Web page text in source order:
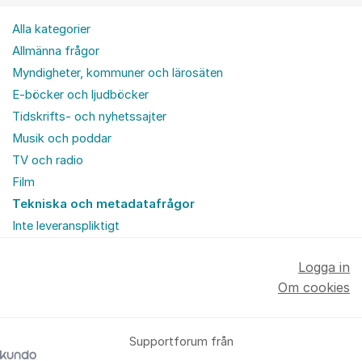
Alla kategorier
Allmänna frågor
Myndigheter, kommuner och lärosäten
E-böcker och ljudböcker
Tidskrifts- och nyhetssajter
Musik och poddar
TV och radio
Film
Tekniska och metadatafrågor
Inte leveranspliktigt
Supportforum från
Logga in
Om cookies